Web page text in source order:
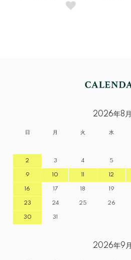
2026年8月
日 月 火 水
2 3 4 5
9 10 11 12
16 17 18 19
23 24 25 26
30 31
2026年9月